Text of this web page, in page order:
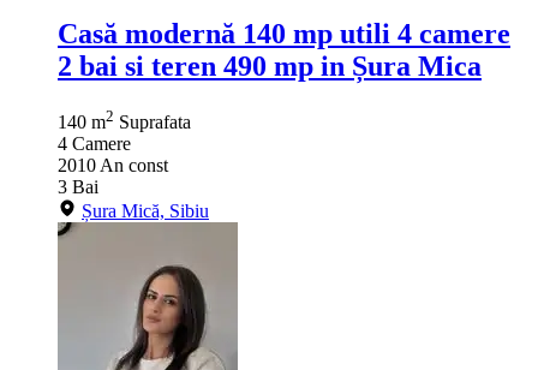
Casă modernă 140 mp utili 4 camere
2 bai si teren 490 mp in Șura Mica
140 m2 Suprafata
4 Camere
2010 An const
3 Bai
Șura Mică, Sibiu